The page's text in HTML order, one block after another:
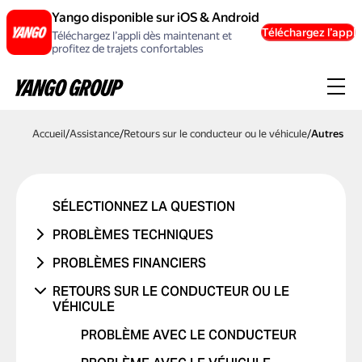
Yango disponible sur iOS & Android
Téléchargez l’appli dès maintenant et
profitez de trajets confortables
Téléchargez l’appli
Accueil/Assistance/Retours sur le conducteur ou le véhicule/Autres
SÉLECTIONNEZ LA QUESTION
PROBLÈMES TECHNIQUES
CONNEXION
PROBLÈME AVEC UN CODE
PROMOTIONNEL
PROBLÈMES DE CARTE BANCAIRE
PROBLÈMES FINANCIERS
J'AI ÉTÉ DÉBITÉ DEUX FOIS
LE PRIX A CHANGÉ
RETOURS SUR LE CONDUCTEUR OU LE
VÉHICULE
PROBLÈME AVEC LE CONDUCTEUR